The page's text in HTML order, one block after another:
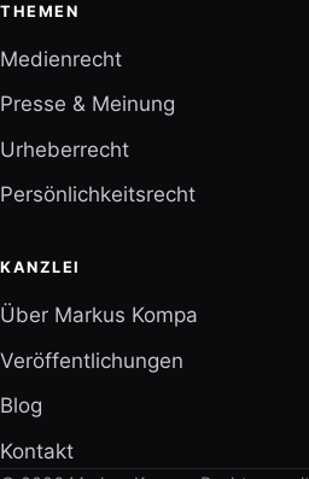
THEMEN
Medienrecht
Presse & Meinung
Urheberrecht
Persönlichkeitsrecht
KANZLEI
Über Markus Kompa
Veröffentlichungen
Blog
Kontakt